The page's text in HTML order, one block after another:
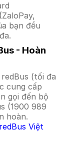
bạn đều
- Hoàn
(tối đa
cung cấp
gọi đến bộ
(1900 989
hoàn.
Việt